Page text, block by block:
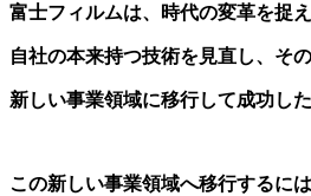
富士フィルムは、時代の変革を捉え
自社の本来持つ技術を見直し、そ
新しい事業領域に移行して成功し
この新しい事業領域へ移行するには